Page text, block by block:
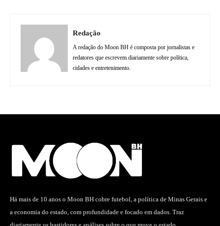
Redação
A redação do Moon BH é composta por jornalistas e
redatores que escrevem diariamente sobre política,
cidades e entretenimento.
Há mais de 10 anos o Moon BH cobre futebol, a política de Minas Gerais e
a economia do estado, com profundidade e focado em dados. Traz